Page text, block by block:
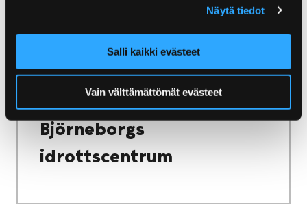
Näytä tiedot
Salli kaikki evästeet
Vain välttämättömät evästeet
Tjänster Björneborgs idrottscentrum
Björneborgs
idrottscentrum